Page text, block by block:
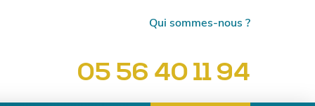
Qui sommes-nous ?
05 56 40 11 94